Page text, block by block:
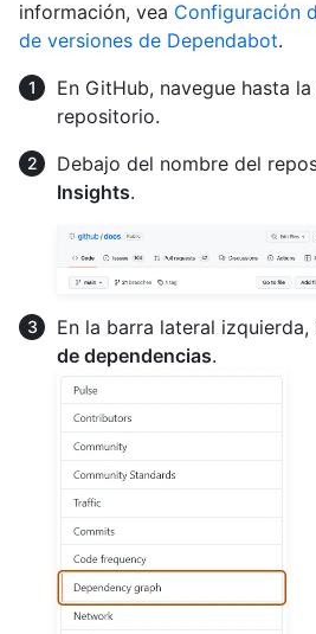
información, vea Configuración
de versiones de Dependabot.
En GitHub, navegue hasta
repositorio.
Debajo del nombre del
Insights.
En la barra lateral izquierda,
de dependencias.